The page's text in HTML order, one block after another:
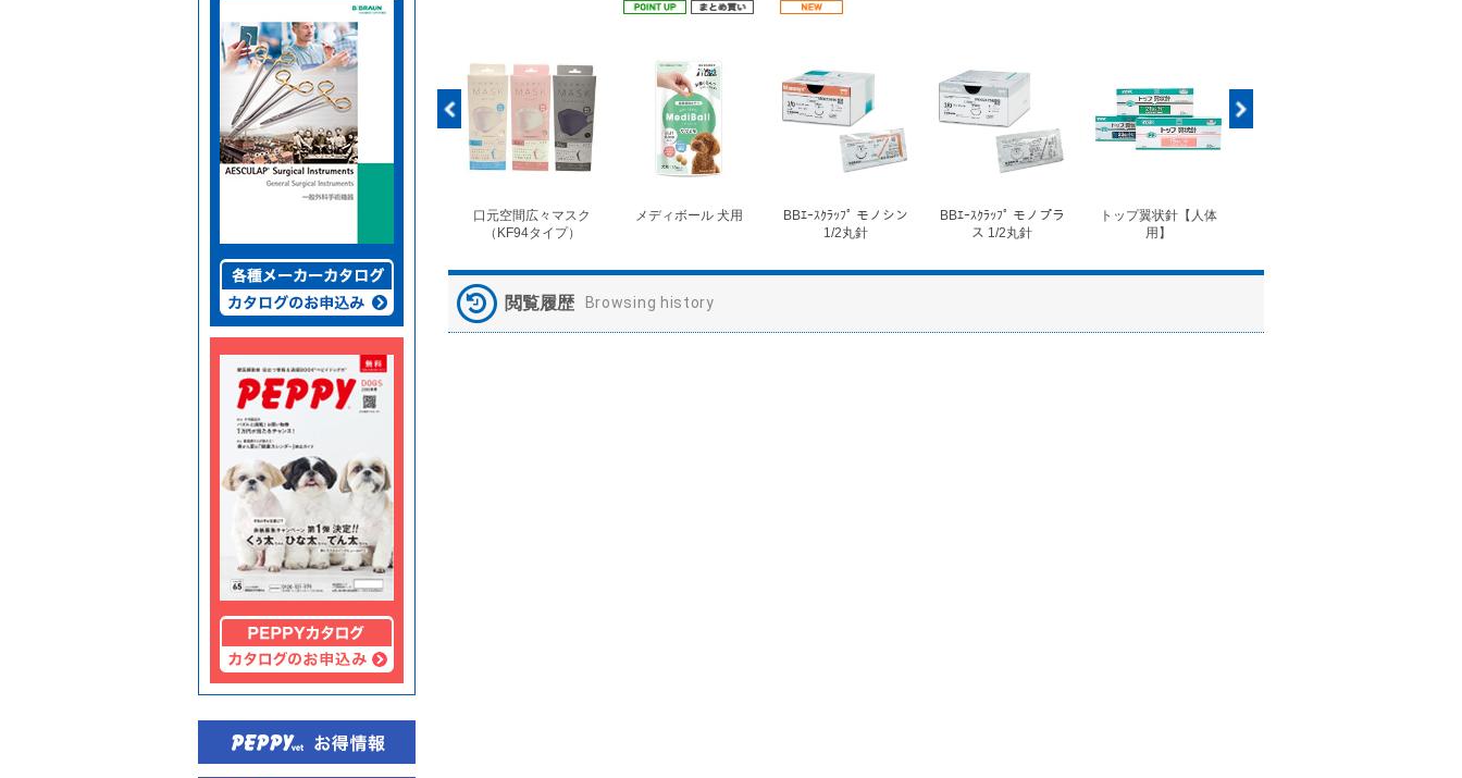
口元空間広々マスク
（KF94タイプ）
メディボール 犬用
BBｴｰｽｸﾗｯﾌﾟ モノシン
1/2丸針
BBｴｰｽｸﾗｯﾌﾟ モノプラ
ス 1/2丸針
トップ翼状針【人体
用】
閲覧履歴 Browsing history